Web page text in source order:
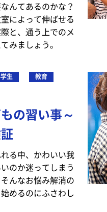
んてあるのかな？
によって伸ばせる
と、通う上でのメ
みましょう。
生
教育
の習い事～
る中、かわいい我
のか迷ってしまう
んなお悩み解消の
めるのにふさわし